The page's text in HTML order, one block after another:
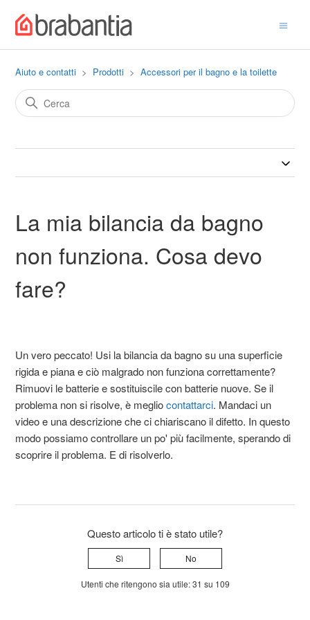
Aiuto e contatti Prodotti Accessori per il bagno e la toilette
La mia bilancia da bagno
non funziona. Cosa devo
fare?
Un vero peccato! Usi la bilancia da bagno su una superficie
rigida e piana e ciò malgrado non funziona correttamente?
Rimuovi le batterie e sostituiscile con batterie nuove. Se il
problema non si risolve, è megliocontattarci. Mandaci un
video e una descrizione che ci chiariscano il difetto. In questo
modo possiamo controllare un po' più facilmente, sperando di
scoprire il problema. E di risolverlo.
Questo articolo ti è stato utile?
Sì No
Utenti che ritengono sia utile: 31 su 109